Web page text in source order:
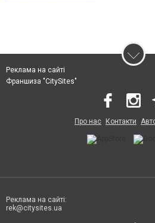
Реклама на сайті
Франшиза "CitySites"
Про нас Контакти
Реклама на сайті:
rek@citysites.ua